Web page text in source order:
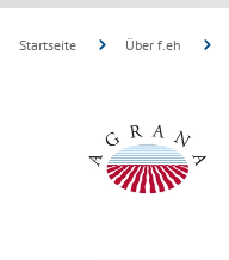
Startseite Über f.eh